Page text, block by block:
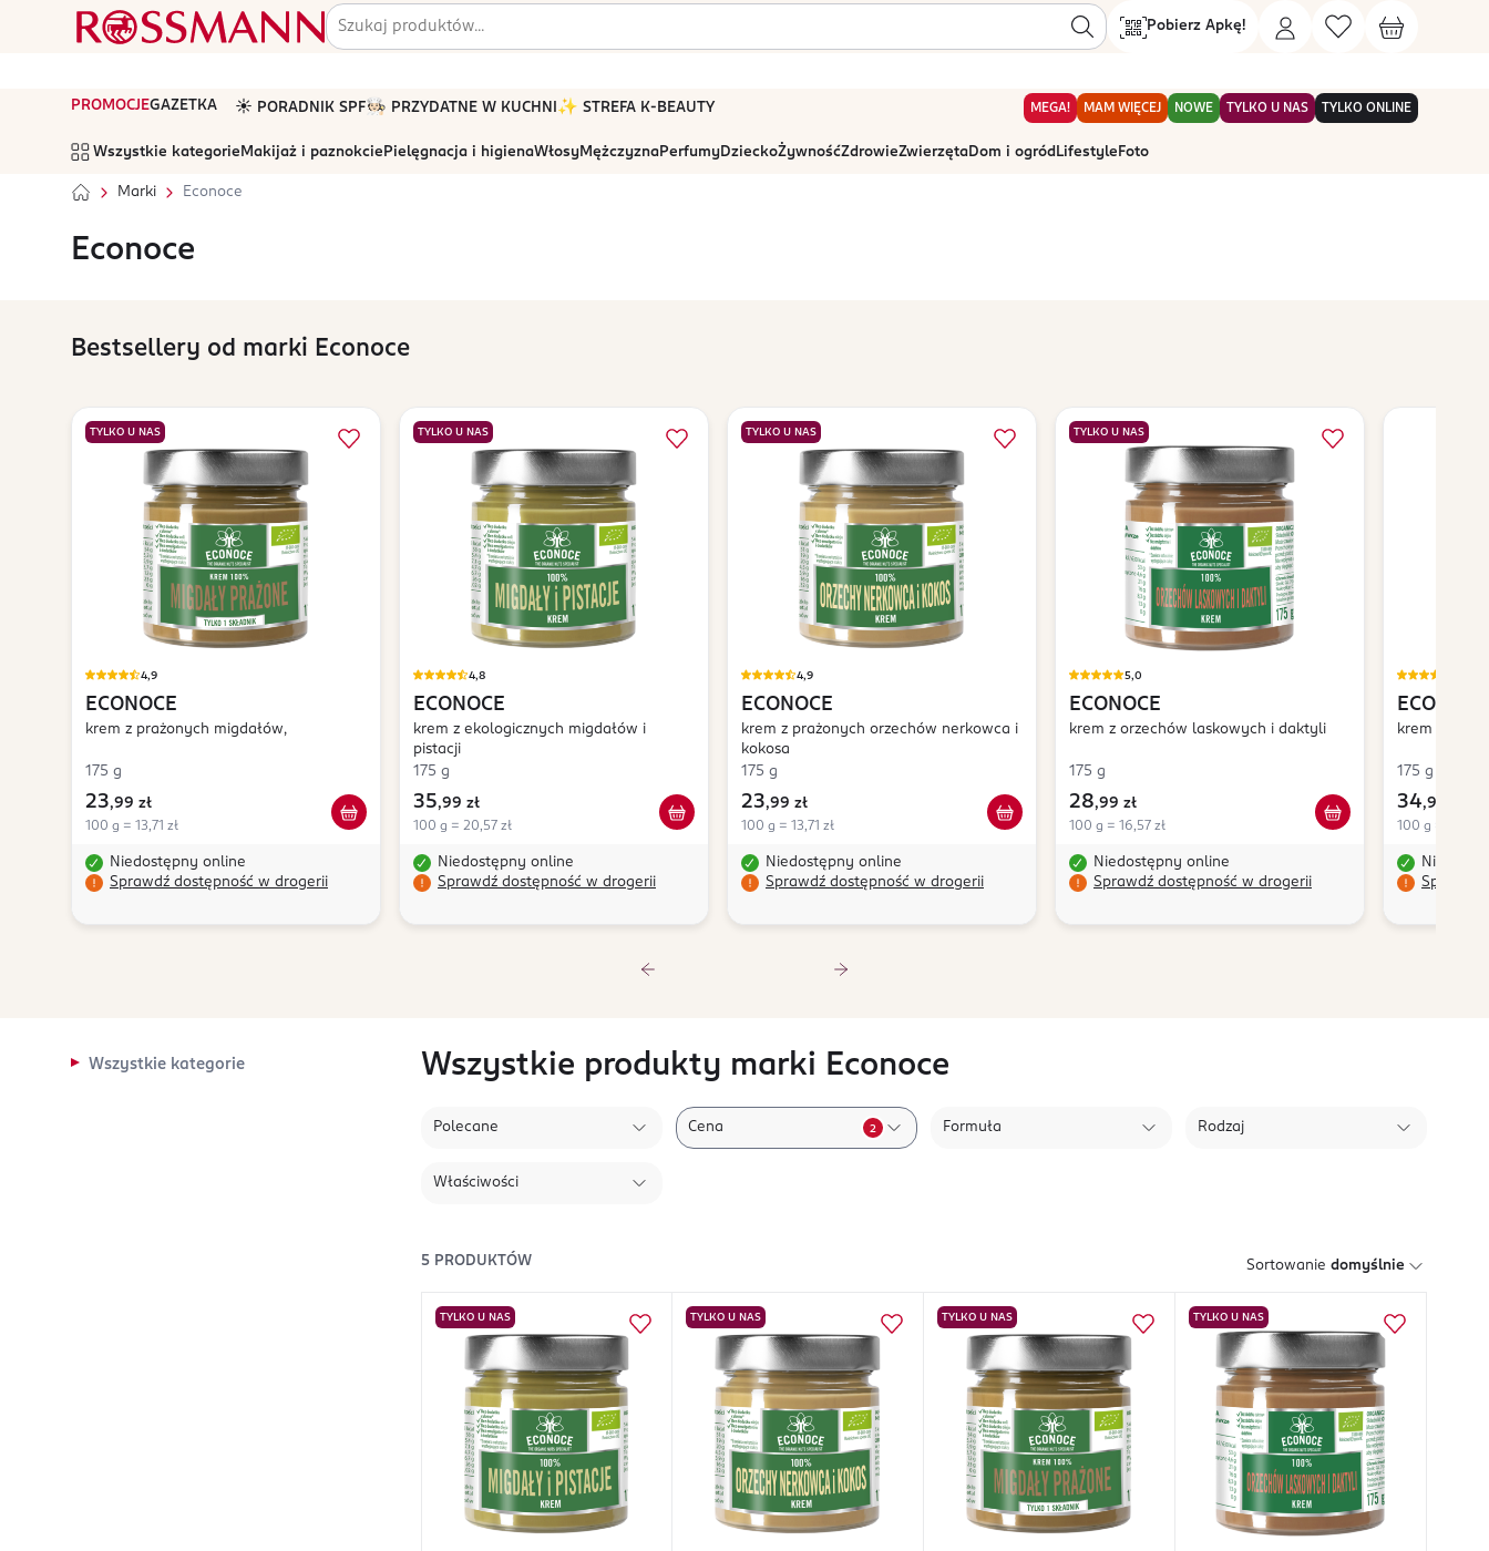
Pobierz Apkę!
PROMOCJEGAZETKA ☀️ PORADNIK SPF🧑🏻‍🍳 PRZYDATNE W KUCHNI ✨ STREFA K-BEAUTY MEGA! MAM WIĘCEJ NOWE TYLKO U NAS TYLKO ONLINE
Wszystkie kategorie Makijaż i paznokcie Pielęgnacja i higienaWłosyMężczyznaPerfumyDzieckoŻywnośćZdrowieZwierzętaDom i ogród Lifestyle Foto
Marki Econoce
Econoce
Bestsellery od marki Econoce
TYLKO U NAS
4,9
ECONOCE
krem z prażonych migdałów,
175 g
23,99 zł
100 g = 13,71 zł
Niedostępny online
Sprawdź dostępność w drogerii
TYLKO U NAS
4,8
ECONOCE
krem z ekologicznych migdałów i
pistacji
175 g
35,99 zł
100 g = 20,57 zł
Niedostępny online
Sprawdź dostępność w drogerii
TYLKO U NAS
4,9
ECONOCE
krem z prażonych orzechów nerkowca i
kokosa
175 g
23,99 zł
100 g = 13,71 zł
Niedostępny online
Sprawdź dostępność w drogerii
TYLKO U NAS
5,0
ECONOCE
krem z orzechów laskowych i daktyli
175 g
28,99 zł
100 g = 16,57 zł
Niedostępny online
Sprawdź dostępność w drogerii
ECONOCE
krem z
175 g
34,99 zł
100 g = 19,99
Sprawdź
Wszystkie kategorie Wszystkie produkty marki Econoce
Polecane Cena 2 Formuła Rodzaj
Właściwości
5 PRODUKTÓW Sortowanie domyślnie
TYLKO U NAS TYLKO U NAS TYLKO U NAS TYLKO U NAS